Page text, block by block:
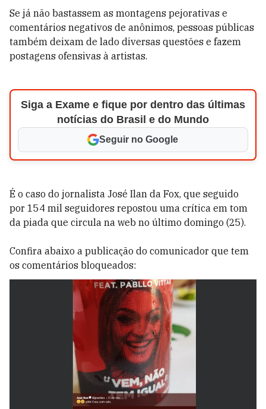
Se já não bastassem as montagens pejorativas e
comentários negativos de anônimos, pessoas públicas
também deixam de lado diversas questões e fazem
postagens ofensivas à artistas.
Siga a Exame e fique por dentro das últimas
notícias do Brasil e do Mundo
Seguir no Google
É o caso do jornalista José Ilan da Fox, que seguido
por 154 mil seguidores repostou uma crítica em tom
da piada que circula na web no último domingo (25).
Confira abaixo a publicação do comunicador que tem
os comentários bloqueados: